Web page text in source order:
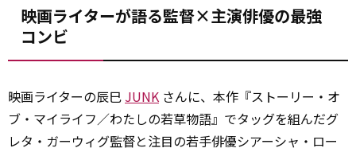
映画ライターが語る監督×主演俳優の最強
コンビ
映画ライターの辰巳 JUNK さんに、本作『ストーリー・オ
ブ・マイライフ／わたしの若草物語』でタッグを組んだグ
レタ・ガーウィグ監督と注目の若手俳優シアーシャ・ロー